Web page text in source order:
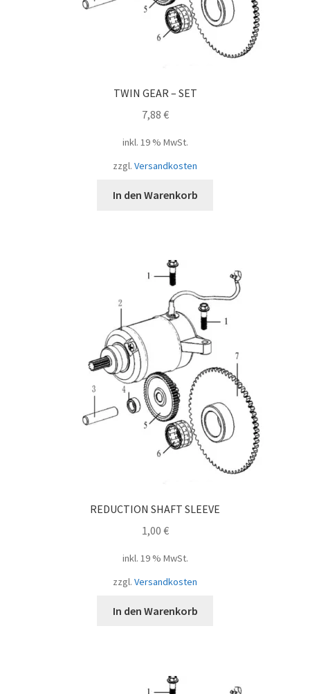
TWIN GEAR – SET
7,88 €
inkl. 19 % MwSt.
zzgl. Versandkosten
In den Warenkorb
REDUCTION SHAFT SLEEVE
1,00 €
inkl. 19 % MwSt.
zzgl. Versandkosten
In den Warenkorb